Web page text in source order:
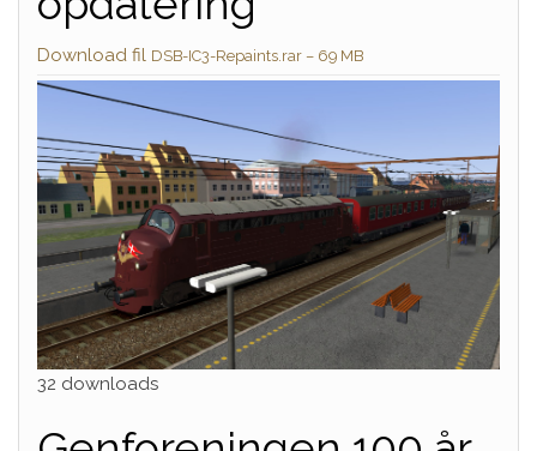
Download fil DSB-IC3-Repaints.rar – 69 MB
32 downloads